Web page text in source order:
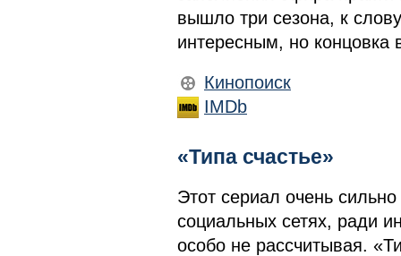
вышло три сезона, к
интересным, но
Кинопоиск
IMDb
«Типа счастье»
Этот сериал очень
социальных сетях, ради
особо не рассчитывая.